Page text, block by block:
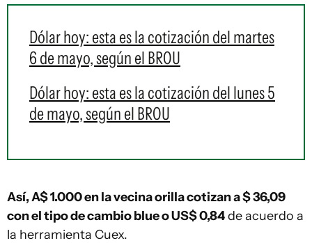
Dólar hoy: esta es la cotización del martes
6 de mayo, según el BROU
Dólar hoy: esta es la cotización del lunes 5
de mayo, según el BROU
Así, A$ 1.000 en la vecina orilla cotizan a $ 36,09
con el tipo de cambio blue o US$ 0,84de acuerdo a
la herramienta Cuex.